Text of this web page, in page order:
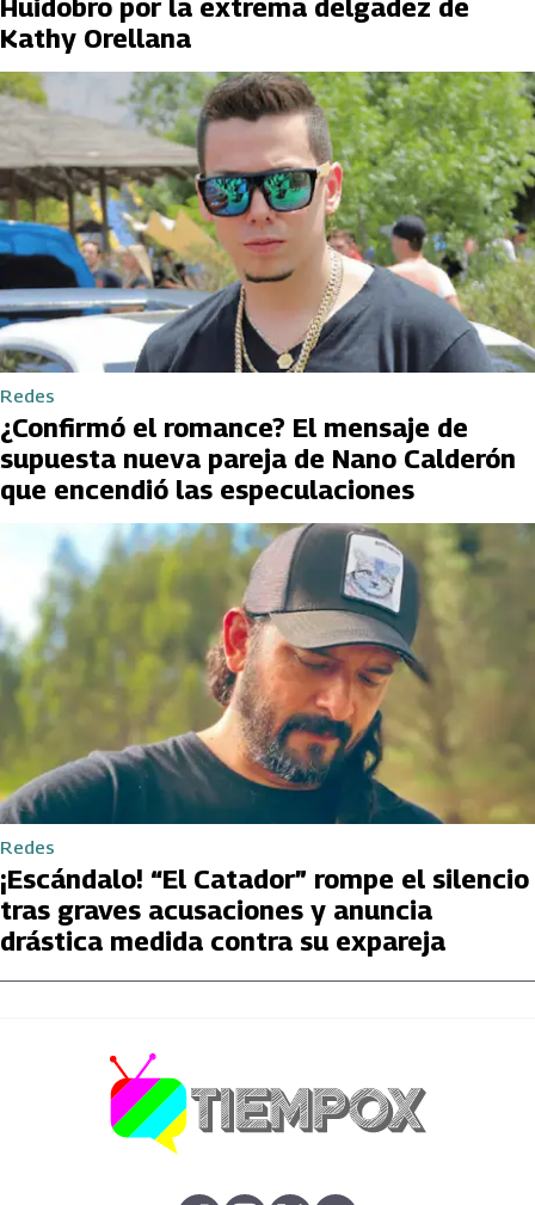
Huidobro por la extrema delgadez de
Kathy Orellana
Redes
¿Confirmó el romance? El mensaje de
supuesta nueva pareja de Nano Calderón
que encendió las especulaciones
Redes
¡Escándalo! “El Catador” rompe el silencio
tras graves acusaciones y anuncia
drástica medida contra su expareja